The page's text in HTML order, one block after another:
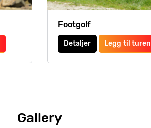
Footgolf
Detaljer Legg til turen
Gallery